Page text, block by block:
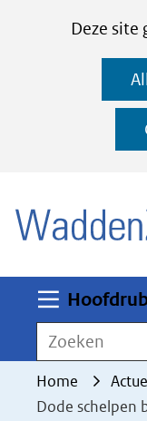
CookiesDeze site
deze
worden
toegestaan
geweigerd.
Zoeken
Home
Dode schelpen